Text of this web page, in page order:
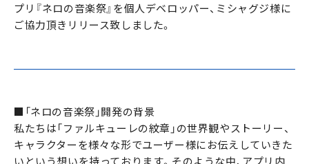
プリ『ネロの音楽祭』を個人デベロッパー、ミシャグジ様に
ご協力頂きリリース致しました。
■「ネロの音楽祭」開発の背景
私たちは「ファルキューレの紋章」の世界観やストーリー、
キャラクターを様々な形でユーザー様にお伝えしていきた